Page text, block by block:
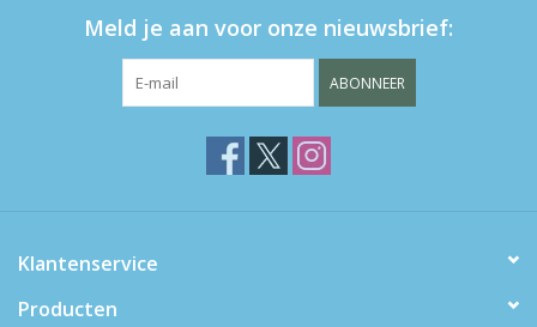
Meld je aan voor onze nieuwsbrief:
ABONNEER
Klantenservice
Producten